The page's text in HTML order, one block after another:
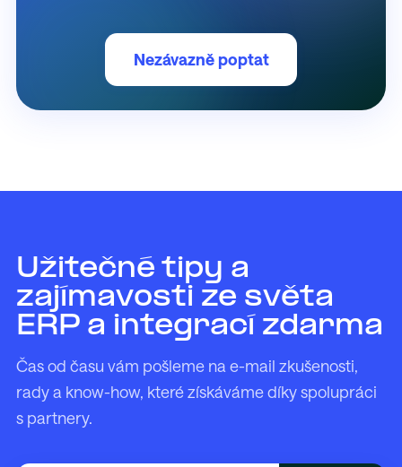
Nezávazně poptat
Užitečné tipy a
zajímavosti ze světa
ERP a integrací zdarma
Čas od času vám pošleme na e-mail zkušenosti,
rady a know-how, které získáváme díky spolupráci
s partnery.